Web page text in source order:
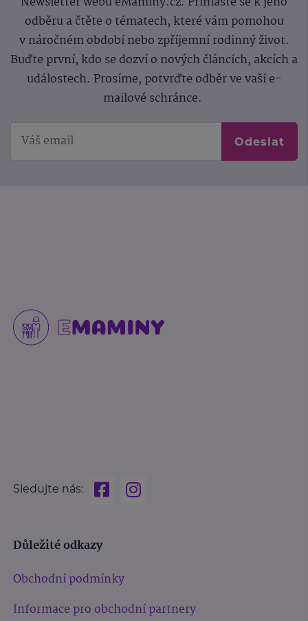
odběru a čtěte o tématech, které vám pomohou
v náročném období nebo zpříjemní rodinný život.
Buďte první, kdo se dozví o nových článcích, akcích a
událostech. Prosíme, potvrďte odběr ve vaší e-
mailové schránce.
Odeslat
Sledujte nás:
Důležité odkazy
Obchodní podmínky
Informace pro obchodní partnery